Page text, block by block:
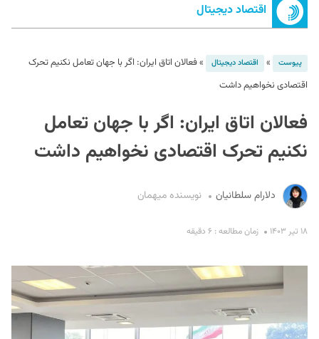
اقتصاد دیجیتال
پیوست » اقتصاد دیجیتال »فعالان اتاق ایران: اگر با جهان تعامل نکنیم تحرک
اقتصادی نخواهیم داشت
فعالان اتاق ایران: اگر با جهان تعامل
نکنیم تحرک اقتصادی نخواهیم داشت
دلارام سلطانیان نویسنده میهمان
۱۸ تیر ۱۴۰۳ زمان مطالعه : ۶ دقیقه